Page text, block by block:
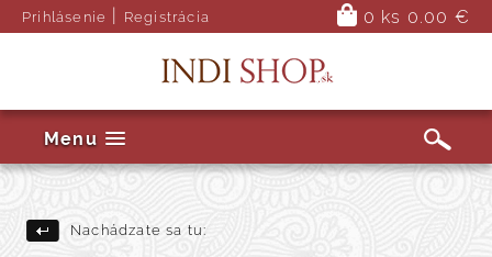
Prihlásenie Registrácia 0 ks 0.00 €
Menu
Nachádzate sa tu: